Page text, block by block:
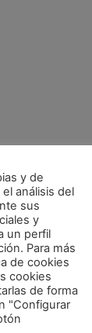
y de
análisis del
sus
y
un perfil
Para más
de cookies
cookies
de forma
"Configurar